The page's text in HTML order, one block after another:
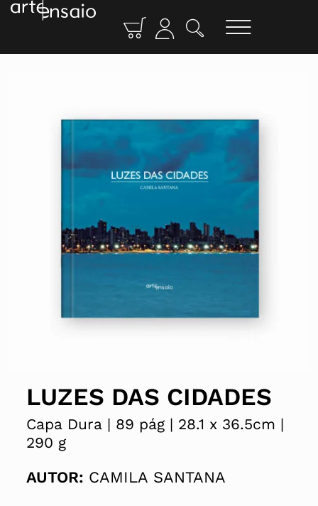
LUZES DAS CIDADES
Capa Dura | 89 pág | 28.1 x 36.5cm |
290 g
AUTOR: CAMILA SANTANA